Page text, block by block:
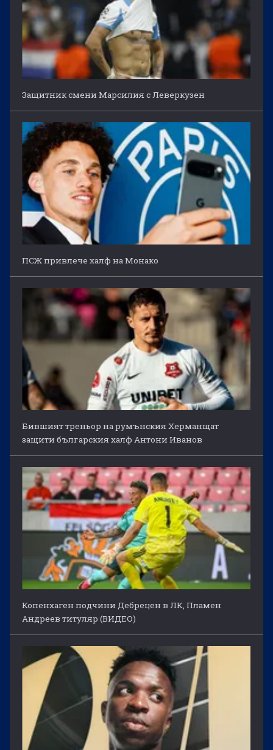
Защитник смени Марсилия с Леверкузен
ПСЖ привлече халф на Монако
Бившият треньор на румънския Херманщат
защити българския халф Антони Иванов
Копенхаген подчини Дебрецен в ЛК, Пламен
Андреев титуляр (ВИДЕО)